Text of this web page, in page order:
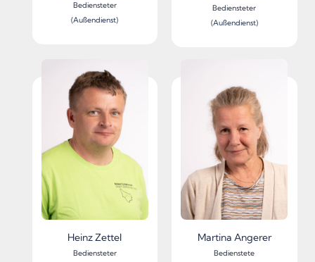
Bediensteter
(Außendienst)
Bediensteter
(Außendienst)
Heinz Zettel
Bediensteter
Martina Angerer
Bedienstete